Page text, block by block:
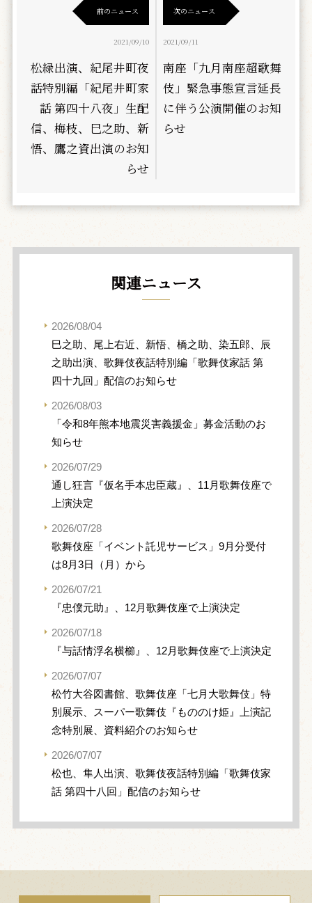
前のニュース
2021/09/10
松緑出演、紀尾井町夜
話特別編「紀尾井町家
話 第四十八夜」生配
信、梅枝、巳之助、新
悟、鷹之資出演のお知
らせ
次のニュース
2021/09/11
南座「九月南座超歌舞
伎」緊急事態宣言延長
に伴う公演開催のお知
らせ
関連ニュース
2026/08/04
巳之助、尾上右近、新悟、橋之助、染五郎、辰
之助出演、歌舞伎夜話特別編「歌舞伎家話 第
四十九回」配信のお知らせ
2026/08/03
「令和8年熊本地震災害義援金」募金活動のお
知らせ
2026/07/29
通し狂言『仮名手本忠臣蔵』、11月歌舞伎座で
上演決定
2026/07/28
歌舞伎座「イベント託児サービス」9月分受付
は8月3日（月）から
2026/07/21
『忠僕元助』、12月歌舞伎座で上演決定
2026/07/18
『与話情浮名横櫛』、12月歌舞伎座で上演決定
2026/07/07
松竹大谷図書館、歌舞伎座「七月大歌舞伎」特
別展示、スーパー歌舞伎『もののけ姫』上演記
念特別展、資料紹介のお知らせ
2026/07/07
松也、隼人出演、歌舞伎夜話特別編「歌舞伎家
話 第四十八回」配信のお知らせ